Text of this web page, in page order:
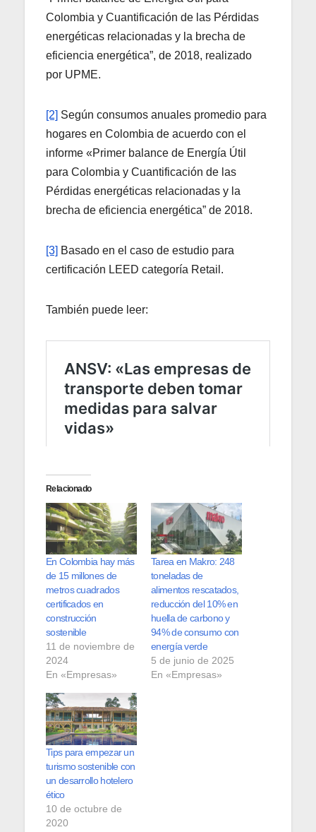
Colombia y Cuantificación de las Pérdidas
energéticas relacionadas y la brecha de
eficiencia energética”, de 2018, realizado
por UPME.
[2] Según consumos anuales promedio para
hogares en Colombia de acuerdo con el
informe «Primer balance de Energía Útil
para Colombia y Cuantificación de las
Pérdidas energéticas relacionadas y la
brecha de eficiencia energética” de 2018.
[3] Basado en el caso de estudio para
certificación LEED categoría Retail.
También puede leer:
Relacionado
En Colombia hay más
de 15 millones de
metros cuadrados
certificados en
construcción
sostenible
11 de noviembre de
2024
En «Empresas»
Tarea en Makro: 248
toneladas de
alimentos rescatados,
reducción del 10% en
huella de carbono y
94% de consumo con
energía verde
5 de junio de 2025
En «Empresas»
Tips para empezar un
turismo sostenible con
un desarrollo hotelero
ético
10 de octubre de
2020